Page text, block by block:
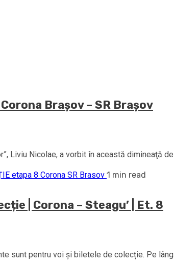
Brașov – SR Brașov
Liviu Nicolae, a vorbit în această dimineaţă
1 min read
| Corona – Steagu’ | Et. 8
sunt pentru voi și biletele de colecție. Pe